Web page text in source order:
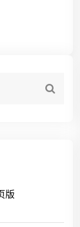
版